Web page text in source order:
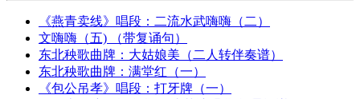
《燕青卖线》唱段：二流水武嗨嗨（二）
文嗨嗨（五) （带复诵句）
东北秧歌曲牌：大姑娘美（二人转伴奏谱）
东北秧歌曲牌：满堂红（一）
《包公吊孝》唱段：打牙牌（一）